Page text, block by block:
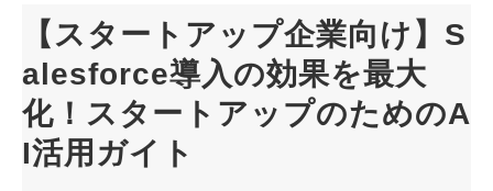
お役立ち資料一覧
お役立ち記事・コラム
【スタートアップ企業向け】S
alesforce導入の効果を最大
化！スタートアップのためのA
I活用ガイト